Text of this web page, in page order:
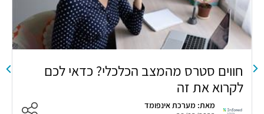
חווים סטרס מהמצב הכלכלי? כדאי לכם
לקרוא את זה
מאת: מערכת אינפומד